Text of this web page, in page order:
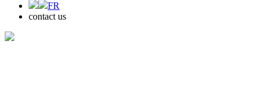
FR
contact us